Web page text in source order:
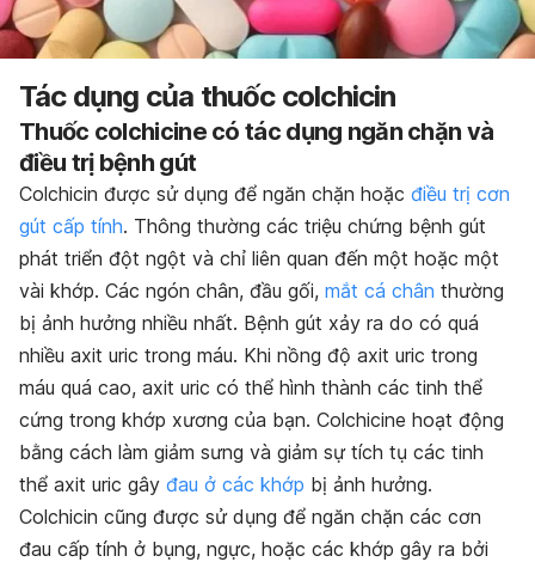
Tác dụng của thuốc colchicin
Thuốc colchicine có tác dụng ngăn chặn và
điều trị bệnh gút
Colchicin được sử dụng để ngăn chặn hoặc điều trị cơn
gút cấp tính. Thông thường các triệu chứng bệnh gút
phát triển đột ngột và chỉ liên quan đến một hoặc một
vài khớp. Các ngón chân, đầu gối, mắt cá chân thường
bị ảnh hưởng nhiều nhất. Bệnh gút xảy ra do có quá
nhiều axit uric trong máu. Khi nồng độ axit uric trong
máu quá cao, axit uric có thể hình thành các tinh thể
cứng trong khớp xương của bạn. Colchicine hoạt động
bằng cách làm giảm sưng và giảm sự tích tụ các tinh
thể axit uric gây đau ở các khớp bị ảnh hưởng.
Colchicin cũng được sử dụng để ngăn chặn các cơn
đau cấp tính ở bụng, ngực, hoặc các khớp gây ra bởi